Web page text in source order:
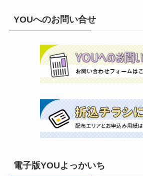
YOUへのお問い合せ
電子版YOUよっかいち